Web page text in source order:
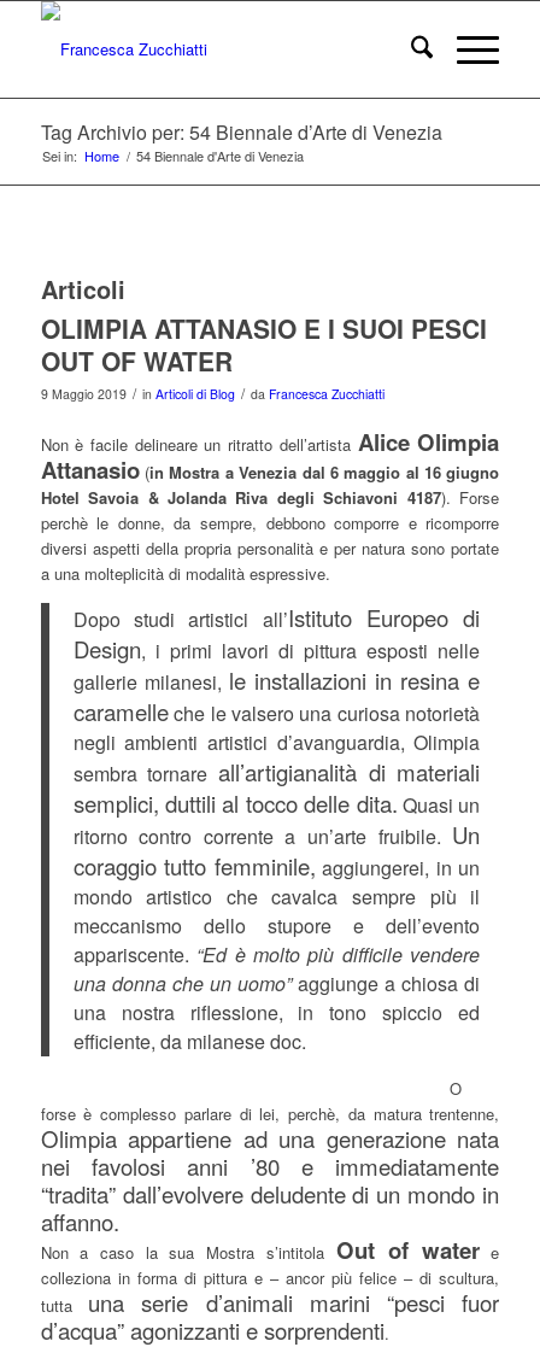
Tag Archivio per: 54 Biennale d’Arte di Venezia
Sei in: Home / 54 Biennale d'Arte di Venezia
Articoli
OLIMPIA ATTANASIO E I SUOI PESCI
OUT OF WATER
9 Maggio 2019 / in Articoli di Blog / da Francesca Zucchiatti
Non è facile delineare un ritratto dell’artista Alice Olimpia
Attanasio(in Mostra a Venezia dal 6 maggio al 16 giugno
Hotel Savoia & Jolanda Riva degli Schiavoni 4187). Forse
perchè le donne, da sempre, debbono comporre e ricomporre
diversi aspetti della propria personalità e per natura sono portate
a una molteplicità di modalità espressive.
Dopo studi artistici all’Istituto Europeo di
Design, i primi lavori di pittura esposti nelle
gallerie milanesi, le installazioni in resina e
caramelleche le valsero una curiosa notorietà
negli ambienti artistici d’avanguardia, Olimpia
sembra tornare all’artigianalità di materiali
semplici, duttili al tocco delle dita. Quasi un
ritorno contro corrente a un’arte fruibile. Un
coraggio tutto femminile, aggiungerei, in un
mondo artistico che cavalca sempre più il
meccanismo dello stupore e dell’evento
appariscente. “Ed è molto più difficile vendere
una donna che un uomo”aggiunge a chiosa di
una nostra riflessione, in tono spiccio ed
efficiente, da milanese doc.
O
forse è complesso parlare di lei, perchè, da matura trentenne,
Olimpia appartiene ad una generazione nata
nei favolosi anni ’80 e immediatamente
“tradita” dall’evolvere deludente di un mondo in
affanno.
Non a caso la sua Mostra s’intitolaOut of watere
colleziona in forma di pittura e – ancor più felice – di scultura,
tutta una serie d’animali marini “pesci fuor
d’acqua” agonizzanti e sorprendenti.